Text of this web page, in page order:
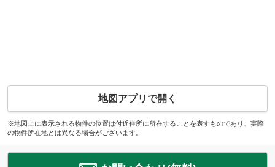
地図アプリで開く
※地図上に表示される物件の位置は付近住所に所在することを表すものであり、実際
の物件所在地とは異なる場合がございます。